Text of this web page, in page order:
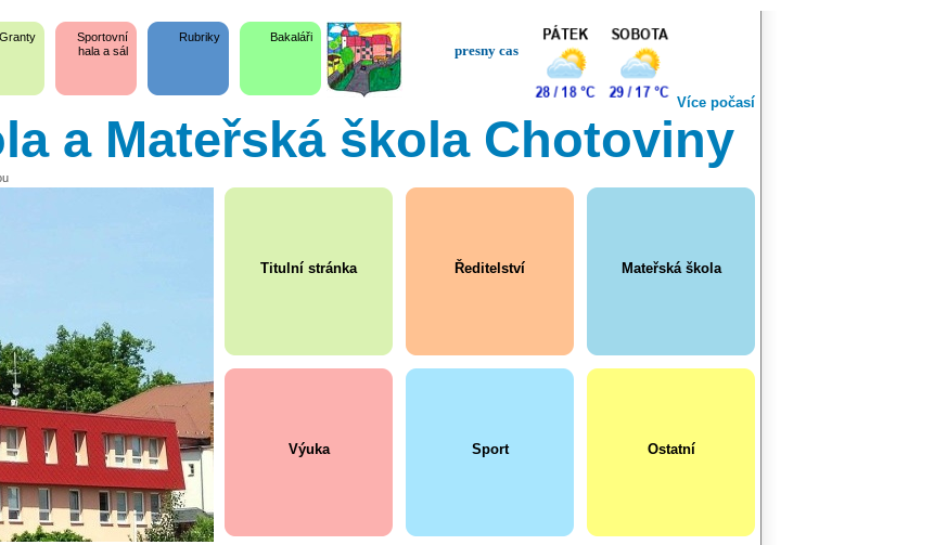
Granty
Sportovní
hala a sál
Rubriky Bakaláři
Více počasí
presny cas
a Mateřská škola Chotoviny
Titulní stránka Ředitelství Mateřská škola
Výuka Sport Ostatní